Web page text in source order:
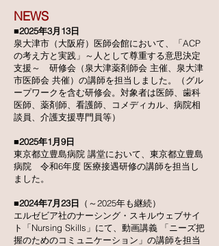
NEWS
■2025年3月13日
泉大津市（大阪府）医師会館において、「ACP
の考え方と実践」～人として尊重する意思決定
支援～ 研修会（泉大津薬剤師会 主催、泉大津
市医師会 共催）の講師を担当しました。（グル
ープワークを含む研修会。対象者は医師、歯科
医師、薬剤師、看護師、コメディカル、病院相
談員、介護支援専門員等）
■2025年1月9日
東京都立豊島病院 講堂において、東京都立豊島
病院 令和6年度 医療接遇研修の講師を担当し
ました。
■2024年7月23日 （～2025年も継続）
エルゼビア社のナーシング・スキルウェブサイ
ト「Nursing Skills」にて、動画講義 「ニーズ把
握のためのコミュニケーション」の講師を担当